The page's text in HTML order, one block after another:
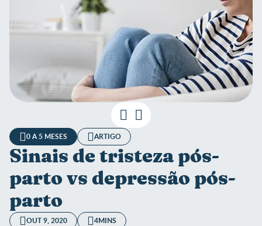
0 A 5 MESES ARTIGO
Sinais de tristeza pós-
parto vs depressão pós-
parto
OUT 9, 2020 4MINS